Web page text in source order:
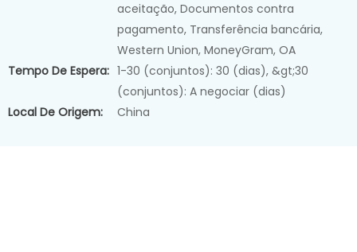
aceitação, Documentos contra
pagamento, Transferência bancária,
Western Union, MoneyGram, OA
Tempo De Espera: 1-30 (conjuntos): 30 (dias), &gt;30
(conjuntos): A negociar (dias)
Local De Origem:
China